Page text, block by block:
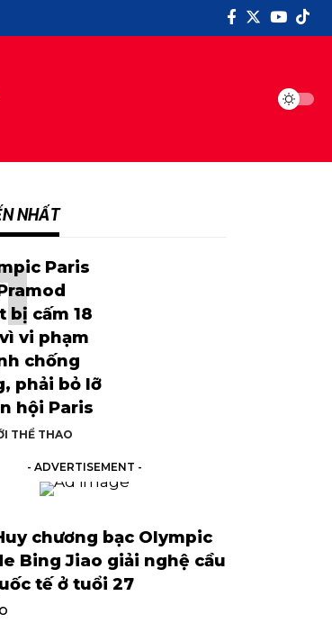
NHẤT
Paris
bị cấm 18
vi phạm
chống
phải bỏ lỡ
hội Paris
THỂ THAO
- ADVERTISEMENT -
chương bạc Olympic
Bing Jiao giải nghệ cầu
tế ở tuổi 27